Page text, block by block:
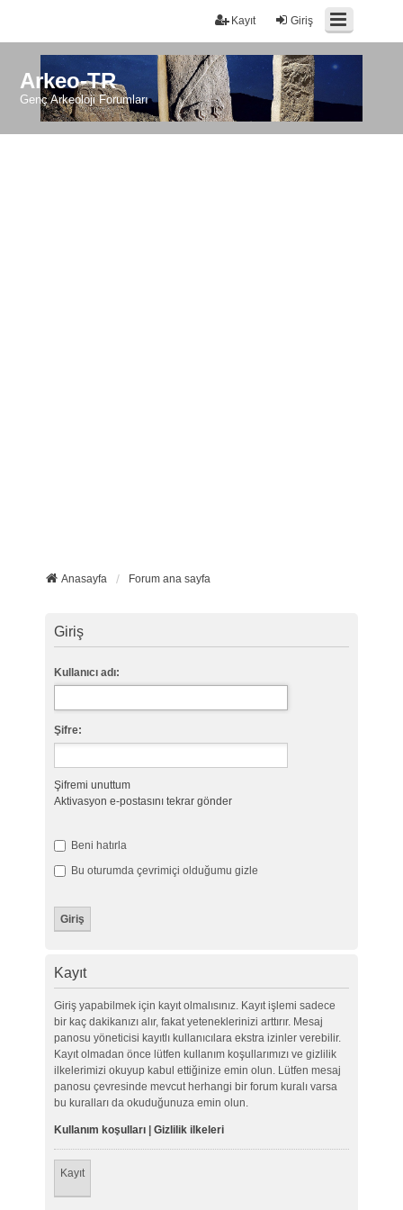
Giriş
Kayıt
Arkeo-TR
Genç Arkeoloji Forumları
Anasayfa Forum ana sayfa
Giriş
Kullanıcı adı:
Şifre:
Şifremi unuttum
Aktivasyon e-postasını tekrar gönder
Beni hatırla
Bu oturumda çevrimiçi olduğumu gizle
Kayıt
Giriş yapabilmek için kayıt olmalısınız. Kayıt işlemi sadece
bir kaç dakikanızı alır, fakat yeteneklerinizi arttırır. Mesaj
panosu yöneticisi kayıtlı kullanıcılara ekstra izinler verebilir.
Kayıt olmadan önce lütfen kullanım koşullarımızı ve gizlilik
ilkelerimizi okuyup kabul ettiğinize emin olun. Lütfen mesaj
panosu çevresinde mevcut herhangi bir forum kuralı varsa
bu kuralları da okuduğunuza emin olun.
Kullanım koşulları| Gizlilik ilkeleri
Kayıt